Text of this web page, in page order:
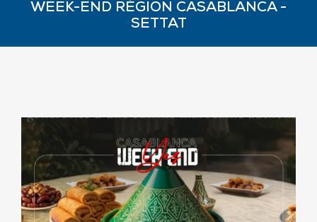
WEEK-END RÉGION CASABLANCA -
SETTAT